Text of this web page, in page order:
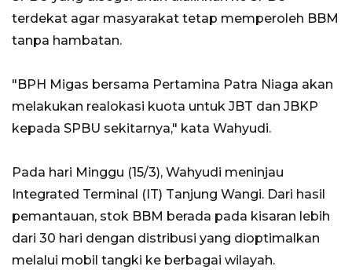
terdekat agar masyarakat tetap memperoleh BBM
tanpa hambatan.
"BPH Migas bersama Pertamina Patra Niaga akan
melakukan realokasi kuota untuk JBT dan JBKP
kepada SPBU sekitarnya," kata Wahyudi.
Pada hari Minggu (15/3), Wahyudi meninjau
Integrated Terminal (IT) Tanjung Wangi. Dari hasil
pemantauan, stok BBM berada pada kisaran lebih
dari 30 hari dengan distribusi yang dioptimalkan
melalui mobil tangki ke berbagai wilayah.